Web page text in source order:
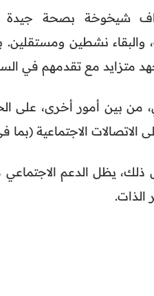
شيخوخة بصحة جيدة
والبقاء نشطين
متزايد مع تقدمهم في
من بين أمور أخرى، على
الاتصالات الاجتماعية
ذلك، يظل الدعم
الذات.